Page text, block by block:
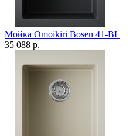
Мойка Omoikiri Bosen 41-BL
35 088 р.